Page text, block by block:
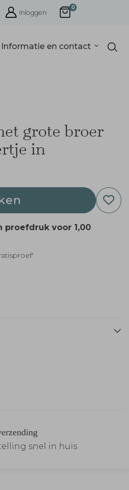
Inloggen
0
Informatie en contact
grote broer
in
proefdruk voor 1,00
snel in huis